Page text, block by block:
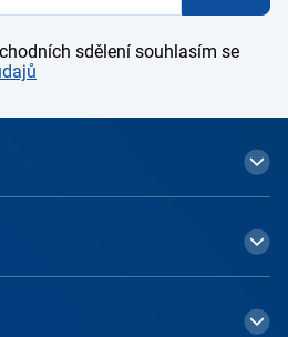
sdělení souhlasím se